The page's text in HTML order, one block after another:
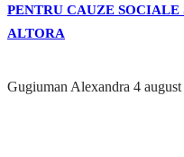
PENTRU CAUZE
ALTORA
Gugiuman Alexandra 4